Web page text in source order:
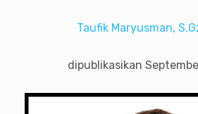
Taufik Maryusman,
dipublikasikan